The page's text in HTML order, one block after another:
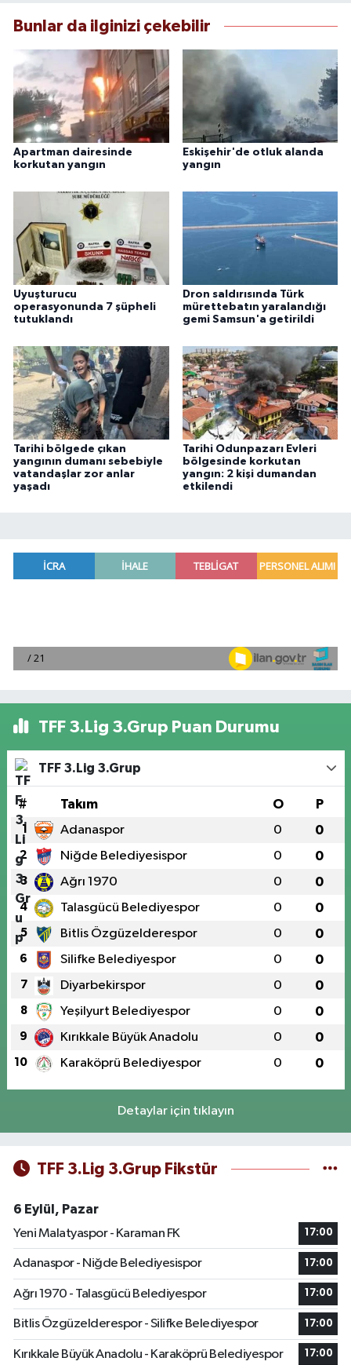
Bunlar da ilginizi çekebilir
Apartman dairesinde
korkutan yangın
Eskişehir'de otluk alanda
yangın
Uyuşturucu
operasyonunda 7 şüpheli
tutuklandı
Dron saldırısında Türk
mürettebatın yaralandığı
gemi Samsun'a getirildi
Tarihi bölgede çıkan
yangının dumanı sebebiyle
vatandaşlar zor anlar
yaşadı
Tarihi Odunpazarı Evleri
bölgesinde korkutan
yangın: 2 kişi dumandan
etkilendi
TFF 3.Lig 3.Grup Puan Durumu
TFF 3.Lig 3.Grup
# Takım O P
1 Adanaspor 0 0
2 Niğde Belediyesispor 0 0
3 Ağrı 1970 0 0
4 Talasgücü Belediyespor 0 0
5 Bitlis Özgüzelderespor 0 0
6 Silifke Belediyespor 0 0
7 Diyarbekirspor 0 0
8 Yeşilyurt Belediyespor 0 0
9 Kırıkkale Büyük Anadolu 0 0
10 Karaköprü Belediyespor 0 0
Detaylar için tıklayın
TFF 3.Lig 3.Grup Fikstür
6 Eylül, Pazar
Yeni Malatyaspor - Karaman FK
17:00
Adanaspor - Niğde Belediyesispor 17:00
Ağrı 1970 - Talasgücü Belediyespor 17:00
Bitlis Özgüzelderespor - Silifke Belediyespor 17:00
Kırıkkale Büyük Anadolu - Karaköprü Belediyespor 17:00